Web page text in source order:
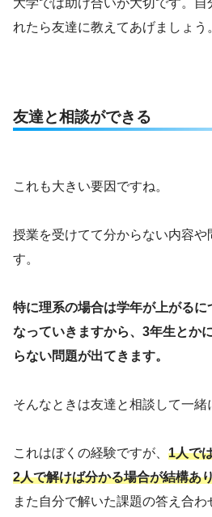
大学では助け合いが大切です。自
れたら友達に教えてあげましょう
友達と相談ができる
これも大きい要因ですね。
授業を受けてて分からない内容や
す。
特に理系の場合は学年が上がるに
なっていきますから、3年生とか
らない問題が出てきます。
そんなときは友達と相談して一緒
これはぼくの経験ですが、 1人で
2人で解けば分かる場合が結構あ
また自分で解いた課題の答え合わ